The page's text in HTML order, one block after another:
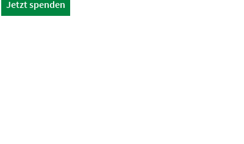
Jetzt spenden